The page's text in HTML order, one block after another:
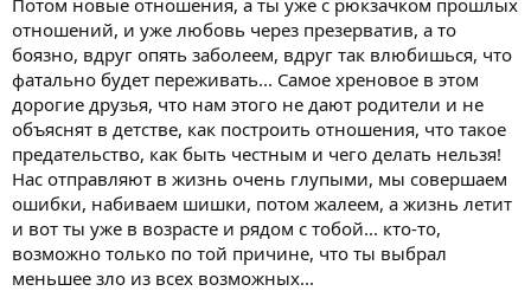
Потом новые отношения, а ты уже с рюкзачком прошлых
отношений, и уже любовь через презерватив, а то
боязно, вдруг опять заболеем, вдруг так влюбишься, что
фатально будет переживать... Самое хреновое в этом
дорогие друзья, что нам этого не дают родители и не
объяснят в детстве, как построить отношения, что такое
предательство, как быть честным и чего делать нельзя!
Нас отправляют в жизнь очень глупыми, мы совершаем
ошибки, набиваем шишки, потом жалеем, а жизнь летит
и вот ты уже в возрасте и рядом с тобой... кто-то,
возможно только по той причине, что ты выбрал
меньшее зло из всех возможных...